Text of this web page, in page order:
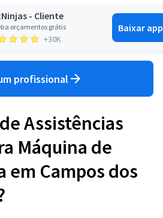
- Cliente
orçamentos grátis
+30K
Baixar app
profissional
Assistências
Máquina de
em Campos dos